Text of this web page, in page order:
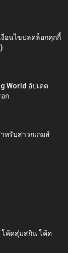
งื่อนไขปลดล็อกคุกกี้
World อัปเดต
ก
หรับสาวกเกมส์
โค้ดสุ่มสกิน โค้ด